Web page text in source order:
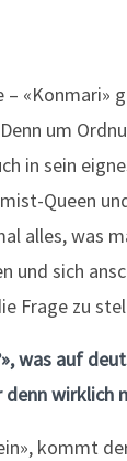
«Konmari»
um
in sein
Queen
alles, was
und sich
Frage zu
was auf
wirklich
kommt